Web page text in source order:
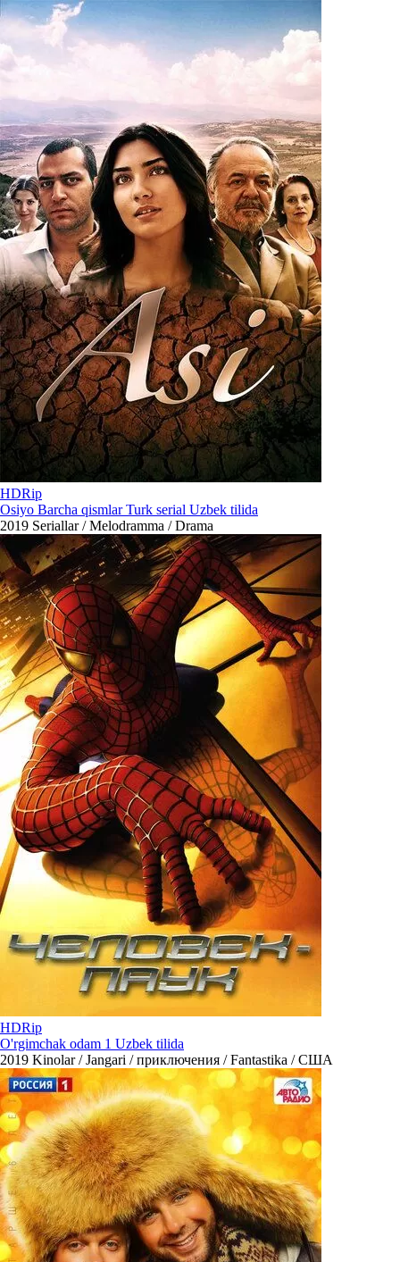
HDRip
Osiyo Barcha qismlar Turk serial Uzbek tilida
2019 Seriallar / Melodramma / Drama
HDRip
O'rgimchak odam 1 Uzbek tilida
2019 Kinolar / Jangari / приключения / Fantastika / США